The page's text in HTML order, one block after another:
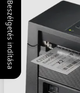
Beszélgetés indítása